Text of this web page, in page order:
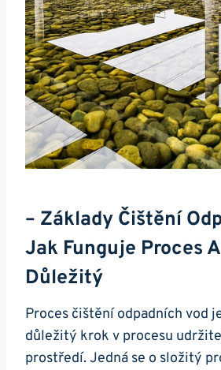
– Základy Čištění
Jak Funguje Proces
Důležitý
Proces čištění odpadních vod
důležitý krok v procesu
prostředí. Jedná se o složitý